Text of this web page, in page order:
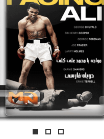
مستند های اختصاصی